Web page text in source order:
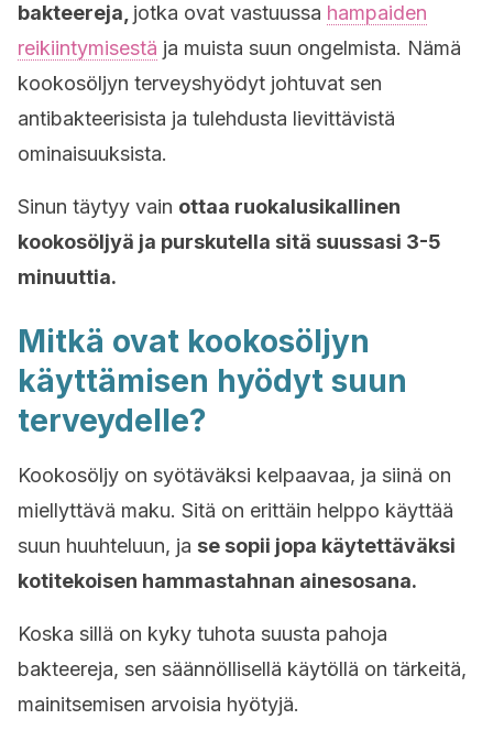
bakteereja, jotka ovat vastuussa hampaiden
reikiintymisestä ja muista suun ongelmista. Nämä
kookosöljyn terveyshyödyt johtuvat sen
antibakteerisista ja tulehdusta lievittävistä
ominaisuuksista.
Sinun täytyy vain ottaa ruokalusikallinen
kookosöljyä ja purskutella sitä suussasi 3-5
minuuttia.
Mitkä ovat kookosöljyn
käyttämisen hyödyt suun
terveydelle?
Kookosöljy on syötäväksi kelpaavaa, ja siinä on
miellyttävä maku. Sitä on erittäin helppo käyttää
suun huuhteluun, ja se sopii jopa käytettäväksi
kotitekoisen hammastahnan ainesosana.
Koska sillä on kyky tuhota suusta pahoja
bakteereja, sen säännöllisellä käytöllä on tärkeitä,
mainitsemisen arvoisia hyötyjä.